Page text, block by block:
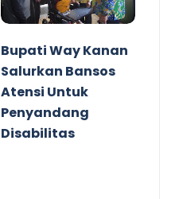
Bupati Way Kanan
Salurkan Bansos
Atensi Untuk
Penyandang
Disabilitas